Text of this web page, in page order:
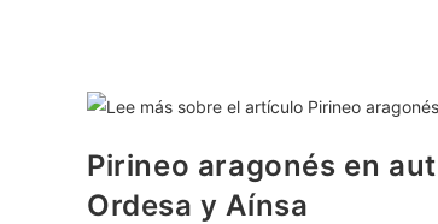
Pirineo aragonés en
Ordesa y Aínsa